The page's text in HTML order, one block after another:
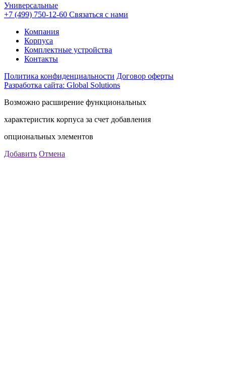
Универсальные
+7 (499) 750-12-60 Связаться с нами
Компания
Корпуса
Комплектные устройства
Контакты
Политика конфиденциальности Договор оферты
Разработка сайта: Global Solutions
Возможно расширение функциональных
характеристик корпуса за счет добавления
опциональных элементов
Добавить Отмена